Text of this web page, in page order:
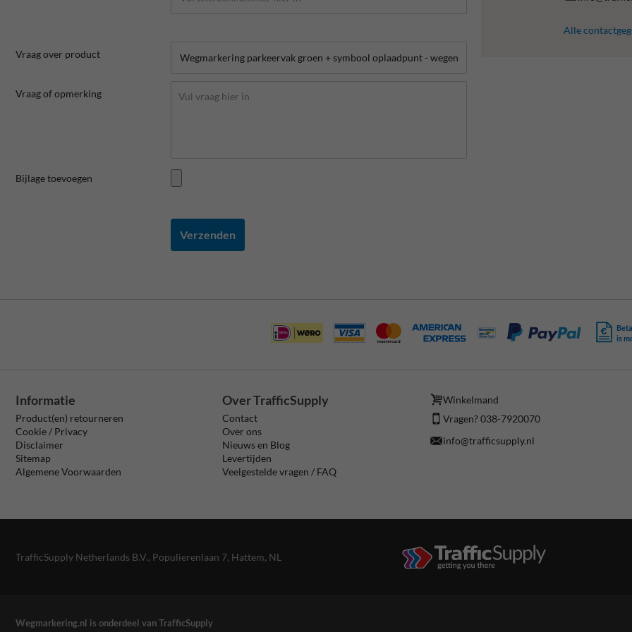
Vraag over product
Vraag of opmerking
Bijlage toevoegen
Verzenden
Alle
is
Informatie
Product(en) retourneren
Cookie / Privacy
Disclaimer
Sitemap
Algemene Voorwaarden
Over TrafficSupply
Contact
Over ons
Nieuws en Blog
Levertijden
Veelgestelde vragen / FAQ
Winkelmand
Vragen? 038-7920070
info@trafficsupply.nl
TrafficSupply Netherlands B.V., Populierenlaan 7, Hattem, NL
Wegmarkering.nl is onderdeel van TrafficSupply